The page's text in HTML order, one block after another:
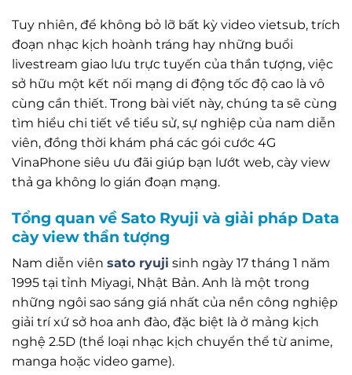
Tuy nhiên, để không bỏ lỡ bất kỳ video vietsub, trích
đoạn nhạc kịch hoành tráng hay những buổi
livestream giao lưu trực tuyến của thần tượng, việc
sở hữu một kết nối mạng di động tốc độ cao là vô
cùng cần thiết. Trong bài viết này, chúng ta sẽ cùng
tìm hiểu chi tiết về tiểu sử, sự nghiệp của nam diễn
viên, đồng thời khám phá các gói cước 4G
VinaPhone siêu ưu đãi giúp bạn lướt web, cày view
thả ga không lo gián đoạn mạng.
Tổng quan về Sato Ryuji và giải pháp Data
cày view thần tượng
Nam diễn viên sato ryuji sinh ngày 17 tháng 1 năm
1995 tại tỉnh Miyagi, Nhật Bản. Anh là một trong
những ngôi sao sáng giá nhất của nền công nghiệp
giải trí xứ sở hoa anh đào, đặc biệt là ở mảng kịch
nghệ 2.5D (thể loại nhạc kịch chuyển thể từ anime,
manga hoặc video game).